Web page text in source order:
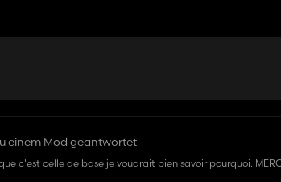
einem Mod geantwortet
bonjour j'ai telecharger la map sauf que c'est celle de base je voudrait bien